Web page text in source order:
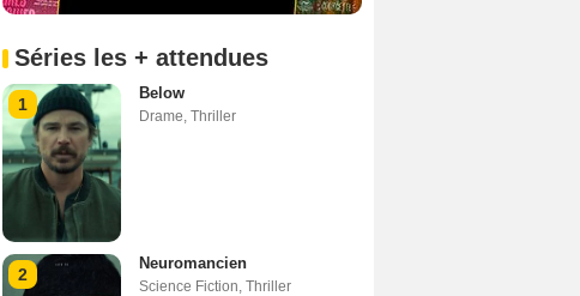
Séries les + attendues
1
Below
Drame Thriller
2
Neuromancien
Science Fiction Thriller